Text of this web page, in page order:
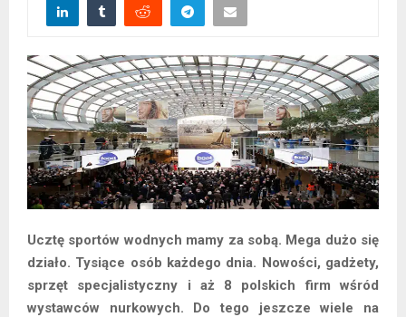
Ucztę sportów wodnych mamy za sobą. Mega dużo się
działo. Tysiące osób każdego dnia. Nowości, gadżety,
sprzęt specjalistyczny i aż 8 polskich firm wśród
wystawców nurkowych. Do tego jeszcze wiele na